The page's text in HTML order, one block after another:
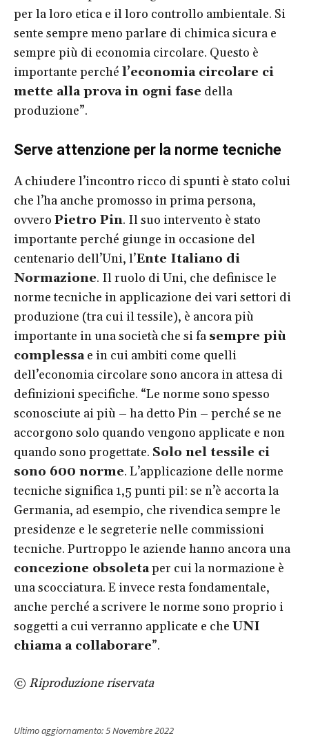
per la loro etica e il loro controllo ambientale. Si
sente sempre meno parlare di chimica sicura e
sempre più di economia circolare. Questo è
importante perché l’economia circolare ci
mette alla prova in ogni fase della
produzione”.
Serve attenzione per la norme tecniche
A chiudere l’incontro ricco di spunti è stato colui
che l’ha anche promosso in prima persona,
ovvero Pietro Pin. Il suo intervento è stato
importante perché giunge in occasione del
centenario dell’Uni, l’Ente Italiano di
Normazione. Il ruolo di Uni, che definisce le
norme tecniche in applicazione dei vari settori di
produzione (tra cui il tessile), è ancora più
importante in una società che si fa sempre più
complessae in cui ambiti come quelli
dell’economia circolare sono ancora in attesa di
definizioni specifiche. “Le norme sono spesso
sconosciute ai più – ha detto Pin – perché se ne
accorgono solo quando vengono applicate e non
quando sono progettate. Solo nel tessile ci
sono 600 norme. L’applicazione delle norme
tecniche significa 1,5 punti pil: se n’è accorta la
Germania, ad esempio, che rivendica sempre le
presidenze e le segreterie nelle commissioni
tecniche. Purtroppo le aziende hanno ancora una
concezione obsoletaper cui la normazione è
una scocciatura. E invece resta fondamentale,
anche perché a scrivere le norme sono proprio i
soggetti a cui verranno applicate e che UNI
chiama a collaborare”.
© Riproduzione riservata
Ultimo aggiornamento:5 Novembre 2022